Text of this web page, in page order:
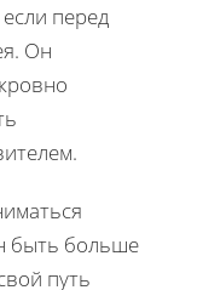
перед
Он
быть больше
путь